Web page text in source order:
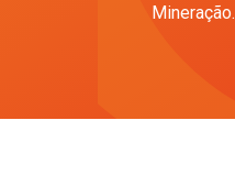
Mineração.